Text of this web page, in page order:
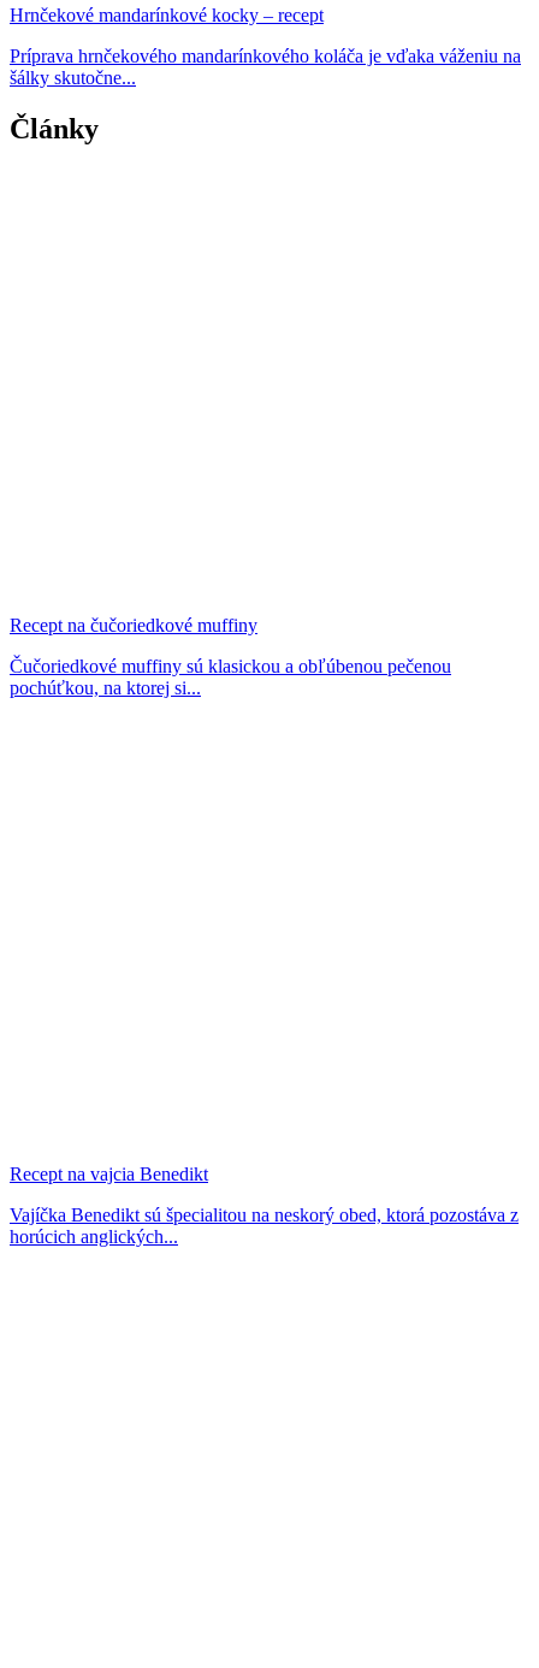
Hrnčekové mandarínkové kocky – recept
Príprava hrnčekového mandarínkového koláča je vďaka váženiu na
šálky skutočne...
Články
Recept na čučoriedkové muffiny
Čučoriedkové muffiny sú klasickou a obľúbenou pečenou
pochúťkou, na ktorej si...
Recept na vajcia Benedikt
Vajíčka Benedikt sú špecialitou na neskorý obed, ktorá pozostáva z
horúcich anglických...